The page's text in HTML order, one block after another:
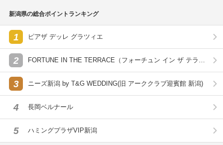
新潟県の総合ポイントランキング
1 ピアザ デッレ グラツィエ
2
FORTUNE IN THE TERRACE（フォーチュン イン ザ テラ
3 ニーズ新潟 by T&G WEDDING(旧 アーククラブ迎賓館 新潟)
4 長岡ベルナール
5 ハミングプラザVIP新潟